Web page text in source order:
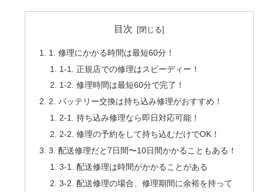
目次
1. 修理にかかる時間は最短60分！
1-1. 正規店での修理はスピーディー！
1-2. 修理時間は最短60分で完了！
2. バッテリー交換は持ち込み修理がおすすめ！
2-1. 持ち込み修理なら即日対応可能！
2-2. 修理の予約をして持ち込むだけでOK！
3. 配送修理だと7日間〜10日間かかることもある！
3-1. 配送修理は時間がかかることがある
3-2. 配送修理の場合、修理期間に余裕を持って